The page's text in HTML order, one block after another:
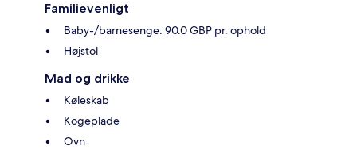
Familievenligt
Baby-/barnesenge: 90.0 GBP pr. ophold
Højstol
Mad og drikke
Køleskab
Kogeplade
Ovn